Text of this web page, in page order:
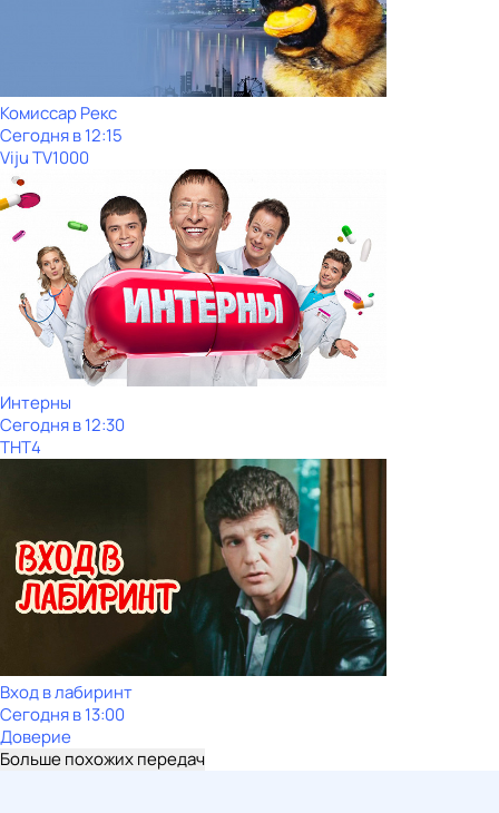
Комиссар Рекс
Сегодня в 12:15
Viju TV1000
Интерны
Сегодня в 12:30
ТНТ4
Вход в лабиринт
Сегодня в 13:00
Доверие
Больше похожих передач